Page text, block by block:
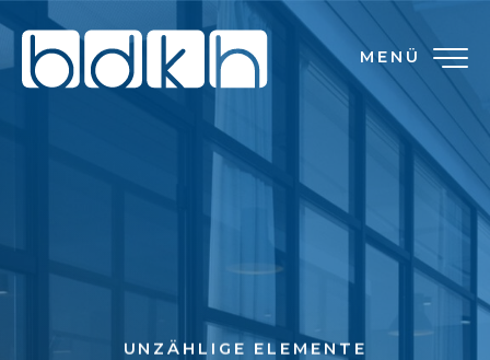
MENÜ
UNZÄHLIGE ELEMENTE